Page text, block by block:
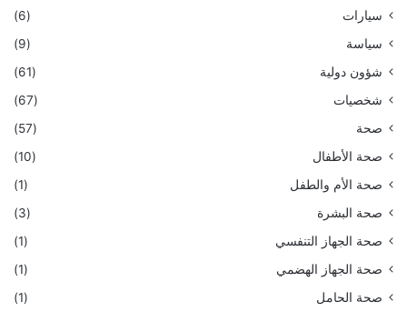
سيارات
(6)
سياسة
(9)
شؤون دولية
(61)
شخصيات
(67)
صحة
(57)
صحة الأطفال
(10)
صحة الأم والطفل
(1)
صحة البشرة
(3)
صحة الجهاز التنفسي
(1)
صحة الجهاز الهضمي
(1)
صحة الحامل
(1)